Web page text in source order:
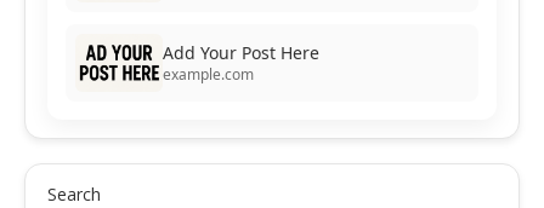
Add Your Post Here
example.com
Search